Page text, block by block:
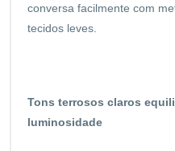
conversa facilmente com
tecidos leves.
Tons terrosos claros
luminosidade